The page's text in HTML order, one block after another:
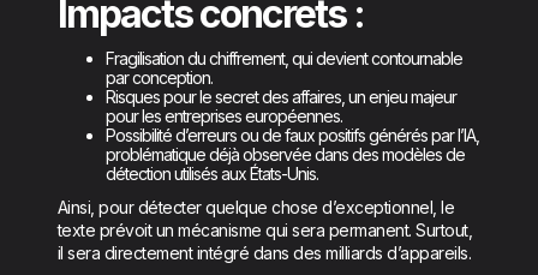
Impacts concrets :
Fragilisation du chiffrement, qui devient contournable
par conception.
Risques pour le secret des affaires, un enjeu majeur
pour les entreprises européennes.
Possibilité d’erreurs ou de faux positifs générés par l’IA,
problématique déjà observée dans des modèles de
détection utilisés aux États-Unis.
Ainsi, pour détecter quelque chose d’exceptionnel, le
texte prévoit un mécanisme qui sera permanent. Surtout,
il sera directement intégré dans des milliards d’appareils.